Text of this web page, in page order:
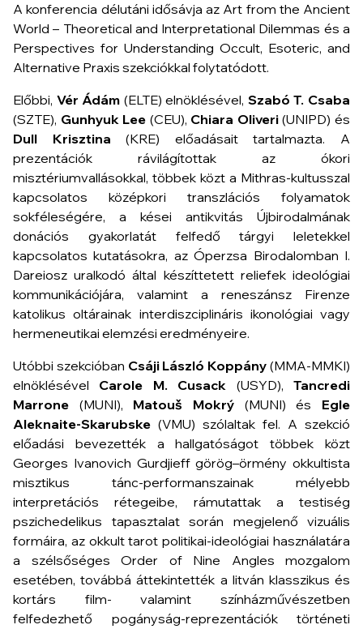
A konferencia délutáni idősávja az Art from the Ancient
World – Theoretical and Interpretational Dilemmas és a
Perspectives for Understanding Occult, Esoteric, and
Alternative Praxis szekciókkal folytatódott.
Előbbi, Vér Ádám (ELTE) elnöklésével, Szabó T. Csaba
(SZTE), Gunhyuk Lee (CEU), Chiara Oliveri(UNIPD) és
Dull Krisztina (KRE) előadásait tartalmazta. A
prezentációk rávilágítottak az ókori
misztériumvallásokkal, többek közt a Mithras-kultusszal
kapcsolatos középkori transzlációs folyamatok
sokféleségére, a kései antikvitás Újbirodalmának
donációs gyakorlatát felfedő tárgyi leletekkel
kapcsolatos kutatásokra, az Óperzsa Birodalomban I.
Dareiosz uralkodó által készíttetett reliefek ideológiai
kommunikációjára, valamint a reneszánsz Firenze
katolikus oltárainak interdiszciplináris ikonológiai vagy
hermeneutikai elemzési eredményeire.
Utóbbi szekcióban Csáji László Koppány (MMA-MMKI)
elnöklésével Carole M. Cusack (USYD),Tancredi
Marrone (MUNI), Matouš Mokrý (MUNI) és Egle
Aleknaite-Skarubske (VMU) szólaltak fel. A szekció
előadási bevezették a hallgatóságot többek közt
Georges Ivanovich Gurdjieff görög–örmény okkultista
misztikus tánc-performanszainak mélyebb
interpretációs rétegeibe, rámutattak a testiség
pszichedelikus tapasztalat során megjelenő vizuális
formáira, az okkult tarot politikai-ideológiai használatára
a szélsőséges Order of Nine Angles mozgalom
esetében, továbbá áttekintették a litván klasszikus és
kortárs film- valamint színházművészetben
felfedezhető pogányság-reprezentációk történeti